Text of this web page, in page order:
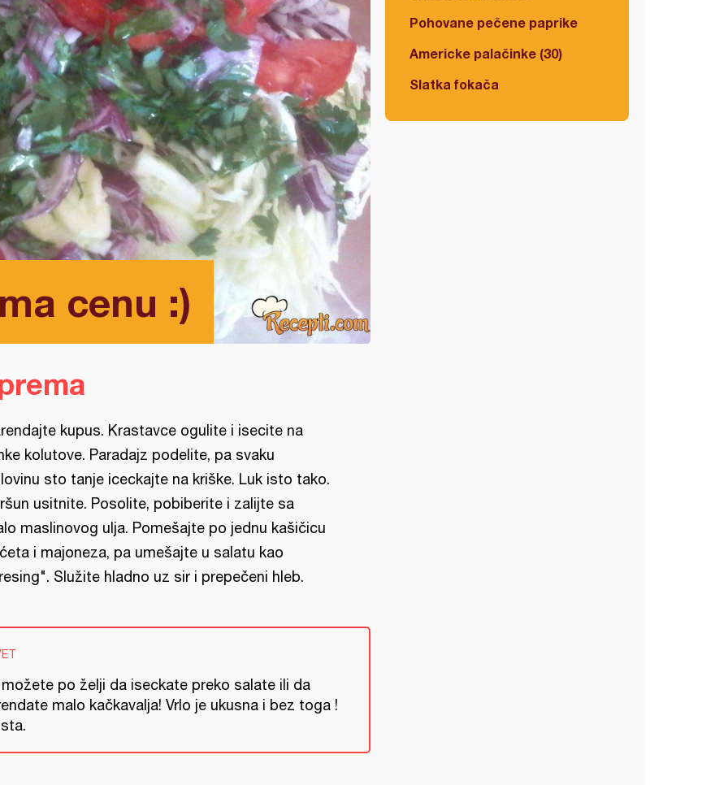
cenu :)
Pohovane pečene paprike
Americke palačinke (30)
Slatka fokača
kupus. Krastavce ogulite i isecite na
kolutove. Paradajz podelite, pa svaku
sto tanje iceckajte na kriške. Luk isto tako.
usitnite. Posolite, pobiberite i zalijte sa
maslinovog ulja. Pomešajte po jednu kašičicu
i majoneza, pa umešajte u salatu kao
Služite hladno uz sir i prepečeni hleb.
možete po želji da iseckate preko salate ili da
malo kačkavalja! Vrlo je ukusna i bez toga !